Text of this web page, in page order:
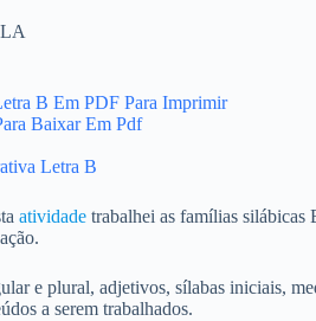
B Em PDF Para Imprimir
Baixar Em Pdf
Letra B
atividade trabalhei as famílias silábicas
e plural, adjetivos, sílabas iniciais,
a serem trabalhados.